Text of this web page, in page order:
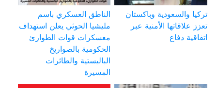
تركيا والسعودية وباكستان
تعزز علاقاتها الأمنية عبر
اتفاقية دفاع
الناطق العسكري باسم
مليشيا الحوثي يعلن استهداف
معسكرات قوات الطوارئ
الحكومية بالصواريخ
الباليستية والطائرات
المسيرة